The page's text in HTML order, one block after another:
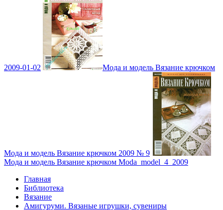
2009-01-02 Мода и модель Вязание крючком
Мода и модель Вязание крючком 2009 № 9
Мода и модель Вязание крючком Moda_model_4_2009
Главная
Библиотека
Вязание
Амигуруми. Вязаные игрушки, сувениры